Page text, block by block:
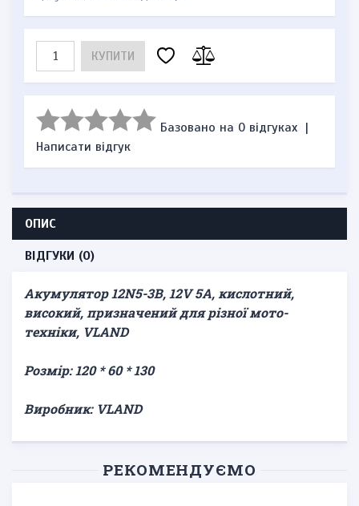
КУПИТИ
Базовано на 0 відгуках |
Написати відгук
ОПИС
ВІДГУКИ (0)
Акумулятор 12N5-3B, 12V 5A, кислотний,
високий, призначений для різної мото-
техніки, VLAND
Розмір: 120 * 60 * 130
Виробник: VLAND
РЕКОМЕНДУЄМО